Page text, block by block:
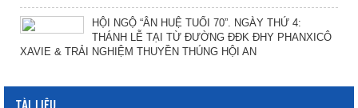
HỘI NGỘ “ÂN HUỆ TUỔI 70”. NGÀY THỨ 4:
THÁNH LỄ TẠI TỪ ĐƯỜNG ĐĐK ĐHY PHANXICÔ
XAVIE & TRẢI NGHIỆM THUYỀN THÚNG HỘI AN